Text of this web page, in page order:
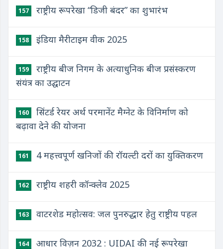
157 राष्ट्रीय रूपरेखा “डिजी बंदर” का शुभारंभ
158 इंडिया मैरीटाइम वीक 2025
159
राष्ट्रीय बीज निगम के अत्याधुनिक बीज प्रसंस्करण
संयंत्र का उद्घाटन
160
सिंटर्ड रेयर अर्थ परमानेंट मैग्नेट के विनिर्माण को
बढ़ावा देने की योजना
161 4 महत्त्वपूर्ण खनिजों की रॉयल्टी दरों का युक्तिकरण
162 राष्ट्रीय शहरी कॉन्क्लेव 2025
163 वाटरशेड महोत्सव: जल पुनरुद्धार हेतु राष्ट्रीय पहल
164 आधार विज़न 2032 : UIDAI की नई रूपरेखा